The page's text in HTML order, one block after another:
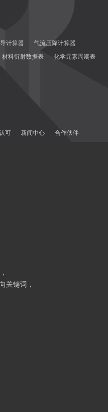
计算器
气流压降计算器
材料衍射数据表 化学元素周期表
可 新闻中心
合作伙伴
关键词，